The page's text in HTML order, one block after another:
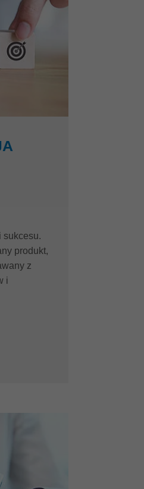
sukcesu.
produkt,
z
i